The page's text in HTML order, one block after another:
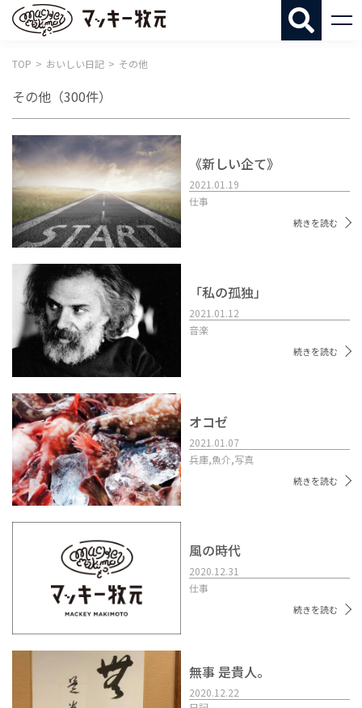
TOP おいしい日記 その他
その他 （300件）
《新しい企て》
2021.01.19
仕事
続きを読む
「私の孤独」
2021.01.12
音楽
続きを読む
オコゼ
2021.01.07
兵庫,魚介,写真
続きを読む
風の時代
2020.12.31
仕事
続きを読む
無事 是貴人。
2020.12.22